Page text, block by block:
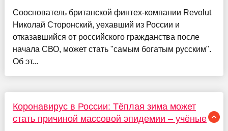
Сооснователь британской финтех-компании Revolut
Николай Сторонский, уехавший из России и
отказавшийся от российского гражданства после
начала СВО, может стать "самым богатым русским".
Об эт...
Коронавирус в России: Тёплая зима может
стать причиной массовой эпидемии – учёные